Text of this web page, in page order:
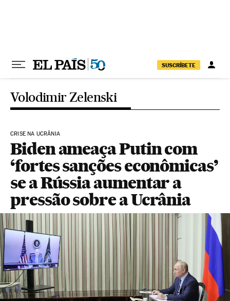
SUSCRÍBETE
Volodimir Zelenski
CRISE NA UCRÂNIA
Biden ameaça Putin com
‘fortes sanções econômicas’
se a Rússia aumentar a
pressão sobre a Ucrânia